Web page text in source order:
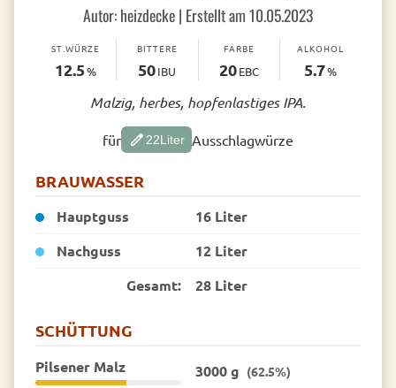
Autor: heizdecke | Erstellt am 10.05.2023
ST.WÜRZE
12.5%
BITTERE
50IBU
FARBE
20EBC
ALKOHOL
5.7%
Malzig, herbes, hopfenlastiges IPA.
für edit 22Liter Ausschlagwürze
BRAUWASSER
Hauptguss
16 Liter
Nachguss
12 Liter
Gesamt:
28 Liter
SCHÜTTUNG
Pilsener Malz 3000 g (62.5%)